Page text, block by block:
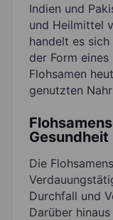
Indien und
und Heilmittel
handelt es
der Form
Flohsamen
genutzten
Gesundheit
Die
Durchfall und
Darüber